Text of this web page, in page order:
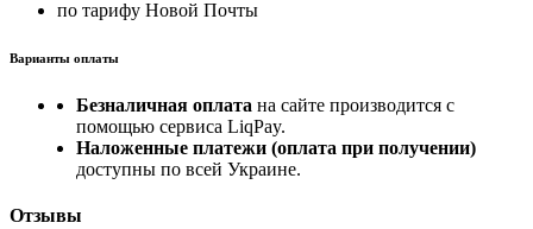
по тарифу Новой Почты
Варианты оплаты
Безналичная оплата на сайте производится с
помощью сервиса LiqPay.
Наложенные платежи (оплата при получении)
доступны по всей Украине.
Отзывы